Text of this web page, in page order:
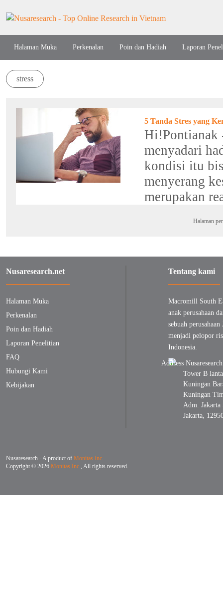
Halaman Muka Perkenalan Poin dan Hadiah Laporan
stress
5 Tanda Stres yang
Hi!Pontianak
menyadari
kondisi itu
menyerang
merupakan
Halaman
Nusaresearch.net
Halaman Muka
Perkenalan
Poin dan Hadiah
Laporan Penelitian
FAQ
Hubungi Kami
Kebijakan
Tentang kami
Macromill South
anak perusahaan
sebuah perusahaan
menjadi pelopor
Indonesia.
Tower B
Kuningan
Kuningan
Adm.
Jakarta,
Nusaresearch - A product of Monitas Inc.
Copyright © 2026 Monitas Inc., All rights reserved.